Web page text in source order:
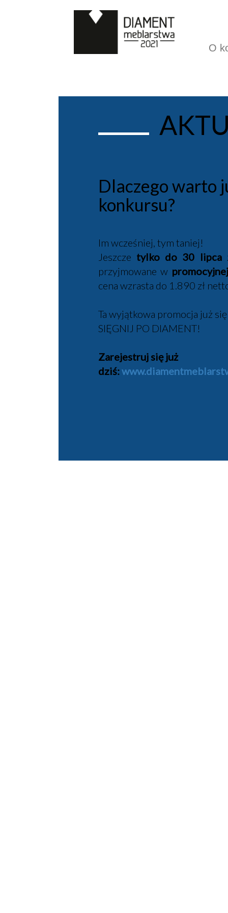
O
Dlaczego warto
konkursu?
Im wcześniej, tym taniej!
Jeszcze tylko do 30 lipca
przyjmowane w
cena wzrasta do 1.890 zł
Ta wyjątkowa promocja już
SIĘGNIJ PO DIAMENT!
Zarejestruj się już
dziś: